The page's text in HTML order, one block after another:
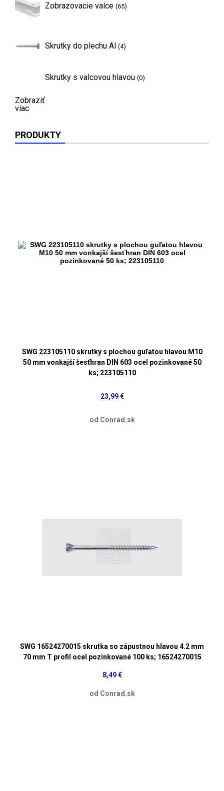
Zobrazovacie valce (65)
Skrutky do plechu Al (4)
Skrutky s valcovou hlavou (0)
Zobraziť
viac
PRODUKTY
SWG 223105110 skrutky s plochou guľatou hlavou M10
50 mm vonkajší šesťhran DIN 603 ocel pozinkované 50
ks; 223105110
23,99 €
od Conrad.sk
SWG 16524270015 skrutka so zápustnou hlavou 4.2 mm
70 mm T profil ocel pozinkované 100 ks; 16524270015
8,49 €
od Conrad.sk